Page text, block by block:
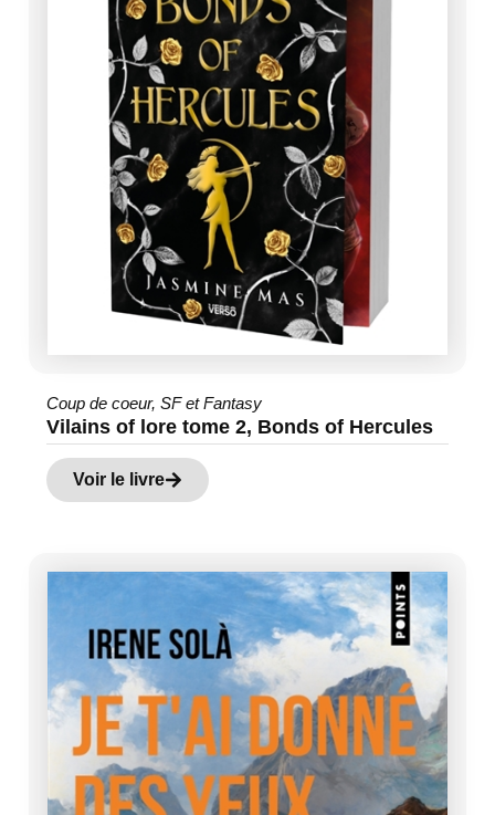
Coup de coeur, SF et Fantasy
Vilains of lore tome 2, Bonds of Hercules
Voir le livre